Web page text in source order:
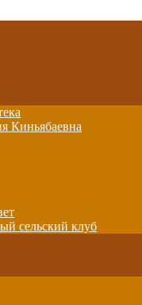
Киньябаевна
сельский клуб